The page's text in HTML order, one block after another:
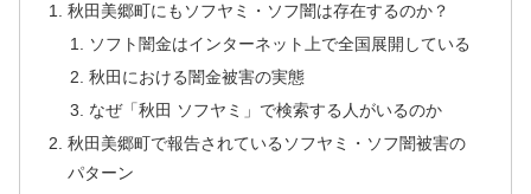
秋田美郷町にもソフヤミ・ソフ闇は存在するのか？
ソフト闇金はインターネット上で全国展開している
秋田における闇金被害の実態
なぜ「秋田 ソフヤミ」で検索する人がいるのか
秋田美郷町で報告されているソフヤミ・ソフ闇被害の
パターン